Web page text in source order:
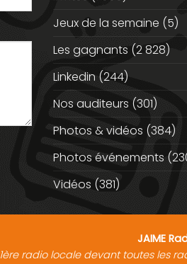
Jeux de la semaine (5)
Les gagnants (2 828)
Linkedin (244)
Nos auditeurs (301)
Photos & vidéos (384)
Photos événements
Vidéos (381)
JAIME
1ère radio locale devant toutes les